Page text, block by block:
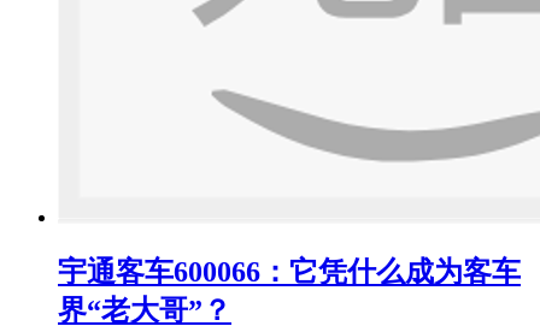
宇通客车600066：它凭什么成为客车
界“老大哥”？